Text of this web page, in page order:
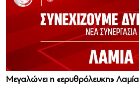
Μεγαλώνει η «ερυθρόλευκη» Λαμία